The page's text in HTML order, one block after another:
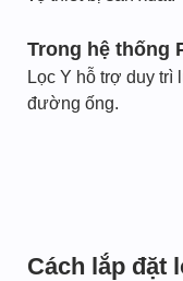
Trong hệ thống
Lọc Y hỗ trợ duy
đường ống.
Cách lắp đặt